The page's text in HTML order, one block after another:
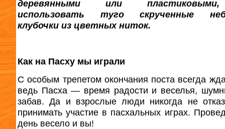
деревянными или
использовать туго скрученные
клубочки из цветных ниток.
Как на Пасху мы играли
С особым трепетом окончания поста всегда
ведь Пасха — время радости и веселья,
забав. Да и взрослые люди никогда не
принимать участие в пасхальных играх.
день весело и вы!